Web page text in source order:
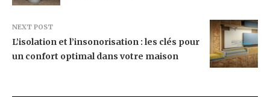
NEXT POST
L’isolation et l’insonorisation : les clés pour
un confort optimal dans votre maison